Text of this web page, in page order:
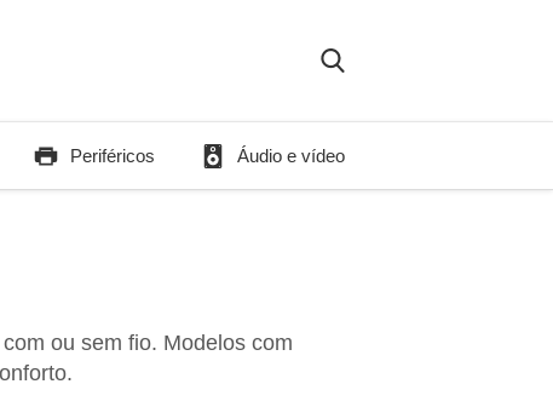
Periféricos Áudio e vídeo
ou sem fio. Modelos com